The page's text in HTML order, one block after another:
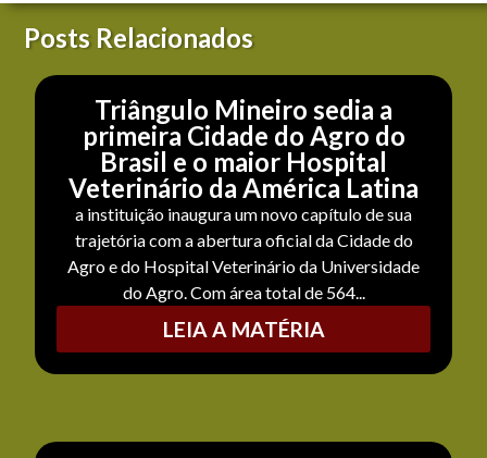
Posts Relacionados
Triângulo Mineiro sedia a
primeira Cidade do Agro do
Brasil e o maior Hospital
Veterinário da América Latina
a instituição inaugura um novo capítulo de sua
trajetória com a abertura oficial da Cidade do
Agro e do Hospital Veterinário da Universidade
do Agro. Com área total de 564...
LEIA A MATÉRIA